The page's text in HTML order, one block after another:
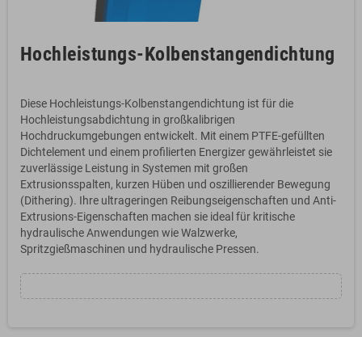
Hochleistungs-Kolbenstangendichtung
Diese Hochleistungs-Kolbenstangendichtung ist für die
Hochleistungsabdichtung in großkalibrigen
Hochdruckumgebungen entwickelt. Mit einem PTFE-gefüllten
Dichtelement und einem profilierten Energizer gewährleistet sie
zuverlässige Leistung in Systemen mit großen
Extrusionsspalten, kurzen Hüben und oszillierender Bewegung
(Dithering). Ihre ultrageringen Reibungseigenschaften und Anti-
Extrusions-Eigenschaften machen sie ideal für kritische
hydraulische Anwendungen wie Walzwerke,
Spritzgießmaschinen und hydraulische Pressen.